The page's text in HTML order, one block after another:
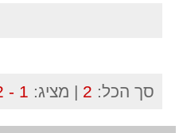
סך הכל: 2 | מציג: 1 - 2